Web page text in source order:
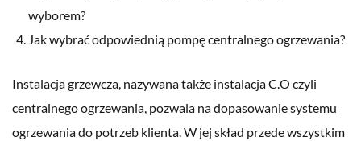
wyborem?
Jak wybrać odpowiednią pompę centralnego ogrzewania?
Instalacja grzewcza, nazywana także instalacja C.O czyli
centralnego ogrzewania, pozwala na dopasowanie systemu
ogrzewania do potrzeb klienta. W jej skład przede wszystkim